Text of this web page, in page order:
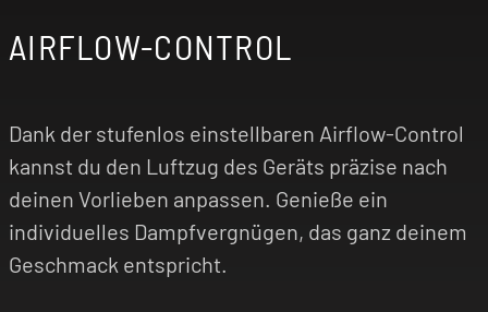
AIRFLOW-CONTROL
Dank der stufenlos einstellbaren Airflow-Control
kannst du den Luftzug des Geräts präzise nach
deinen Vorlieben anpassen. Genieße ein
individuelles Dampfvergnügen, das ganz deinem
Geschmack entspricht.